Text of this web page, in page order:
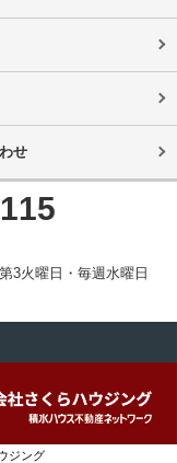
せ
3火曜日・毎週水曜日
ジング